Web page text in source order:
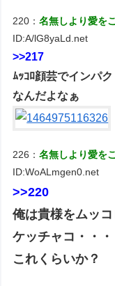
220：名無しより愛を
ID:A/lG8yaLd.net
>>217
ﾑｯｺﾛ顔芸でインパ
なんだよなぁ
226：名無しより愛を
ID:WoALmgen0.net
>>220
俺は貴様をムッ
ケッチャコ・・・
これくらいか？